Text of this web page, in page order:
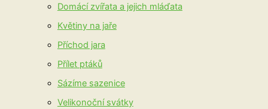
Domácí zvířata a jejich mláďata
Květiny na jaře
Příchod jara
Přílet ptáků
Sázíme sazenice
Velikonoční svátky